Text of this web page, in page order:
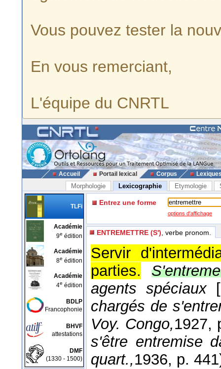
Vous pouvez tester la
En vous remerciant,
L'équipe du CNRTL
Accueil Portail lexical Corpus
Morphologie Lexicographie Etymologie
TLFi
Académie
9e édition
Académie
8e édition
Académie
4e édition
BDLP
Francophonie
BHVF
attestations
DMF
(1330 - 1500)
Entrez une forme
options d'affichage
ENTREMETTRE (S') , verbe pronom.
Servir
parties.
agents spéciaux
[
chargés de
Voy. Congo,1927,
s'être entremise
quart.,1936, p.